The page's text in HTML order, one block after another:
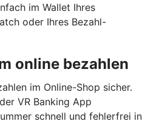
im Wallet Ihres
oder Ihres Bezahl-
online bezahlen
im Online-Shop sicher.
VR Banking App
schnell und fehlerfrei in